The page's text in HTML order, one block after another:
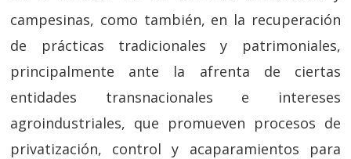
campesinas, como también, en la recuperación
de prácticas tradicionales y patrimoniales,
principalmente ante la afrenta de ciertas
entidades transnacionales e intereses
agroindustriales, que promueven procesos de
privatización, control y acaparamientos para